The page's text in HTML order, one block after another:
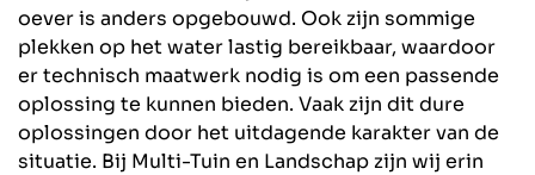
oever is anders opgebouwd. Ook zijn sommige
plekken op het water lastig bereikbaar, waardoor
er technisch maatwerk nodig is om een passende
oplossing te kunnen bieden. Vaak zijn dit dure
oplossingen door het uitdagende karakter van de
situatie. Bij Multi-Tuin en Landschap zijn wij erin